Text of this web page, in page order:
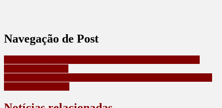
Navegação de Post